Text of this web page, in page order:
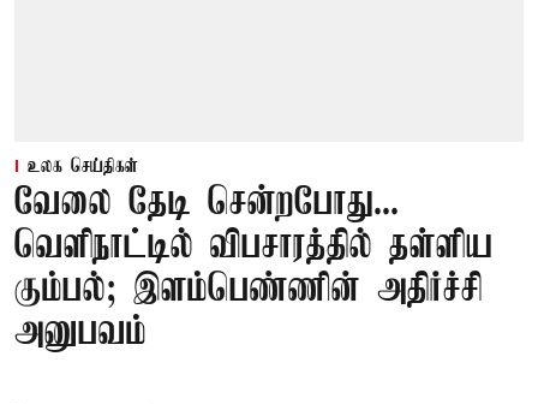
உலக செய்திகள்
வேலை தேடி சென்றபோது...
வெளிநாட்டில் விபசாரத்தில் தள்ளிய
கும்பல்; இளம்பெண்ணின் அதிர்ச்சி
அனுபவம்